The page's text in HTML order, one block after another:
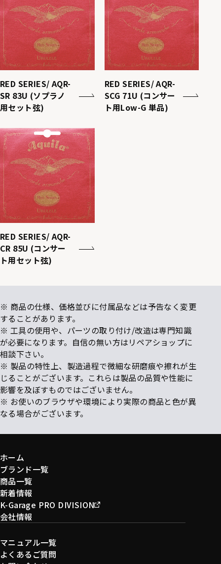
RED SERIES/ AQR-
SR 83U (ソプラノ
用セット弦)
RED SERIES/ AQR-
SCG 71U (コンサー
ト用Low-G 単品)
RED SERIES/ AQR-
CR 85U (コンサー
ト用セット弦)
※ 商品の仕様、価格並びに付属品などは予告なく変更
することがあります。
※ 工具の使用や、パーツの取り付け/改造は専門知識
が必要になります。自信の無い方はリペアショップに
相談下さい。
※ 製品の特性上、製造過程で微細な研磨痕や擦れが生
じることがございます。これらは製品の品質や性能に
影響を及ぼすものではございません。
※ お使いのブラウザや環境により実際の商品と色が異
なる場合がございます。
ホーム
ブランド一覧
商品一覧
新着情報
K-Garage PRO DIVISION
会社情報
マニュアル一覧
よくあるご質問